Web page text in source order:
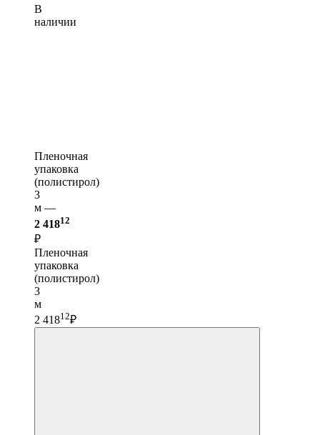
В
наличии
Пленочная
упаковка
(полистирол)
3
м —
2 41812
₽
Пленочная
упаковка
(полистирол)
3
м
2 41812₽